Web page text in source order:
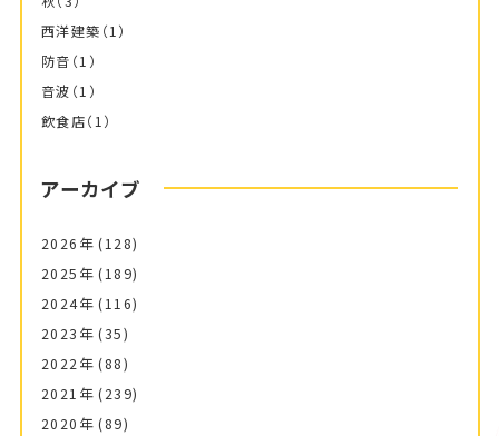
西洋建築 （1）
防音 （1）
音波 （1）
飲食店（1）
アーカイブ
2026年 (128)
2025年 (189)
2024年 (116)
2023年 (35)
2022年 (88)
2021年 (239)
2020年 (89)